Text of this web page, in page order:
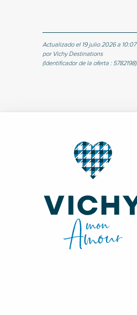
Actualizado el 19 julio 2026 a 10:07
por Vichy Destinations
(Identificador de la oferta : 5782198)